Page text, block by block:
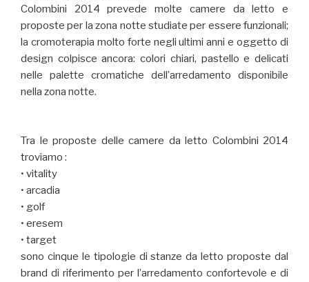
Colombini 2014 prevede molte camere da letto e
proposte per la zona notte studiate per essere funzionali;
la cromoterapia molto forte negli ultimi anni e oggetto di
design colpisce ancora: colori chiari, pastello e delicati
nelle palette cromatiche dell’arredamento disponibile
nella zona notte.
Tra le proposte delle camere da letto Colombini 2014
troviamo :
• vitality
• arcadia
• golf
• eresem
• target
sono cinque le tipologie di stanze da letto proposte dal
brand di riferimento per l’arredamento confortevole e di